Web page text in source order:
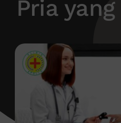
Kontak Kami
Pria